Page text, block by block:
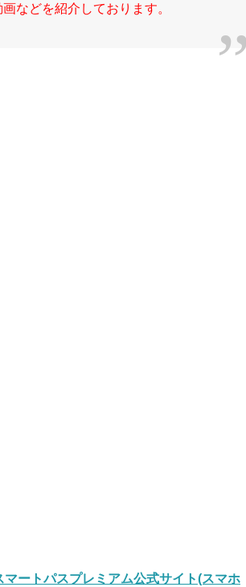
などを紹介しております。
マートパスプレミアム公式サイト(スマホ